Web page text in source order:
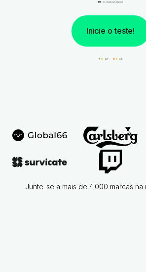
Inicie o teste!
Junte-se a mais de 4.000 marcas na